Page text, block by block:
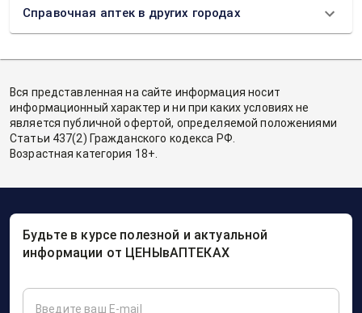
Справочная аптек в других городах
Вся представленная на сайте информация носит
информационный характер и ни при каких условиях не
является публичной офертой, определяемой положениями
Статьи 437(2) Гражданского кодекса РФ.
Возрастная категория 18+.
Будьте в курсе полезной и актуальной
информации от ЦЕНЫвАПТЕКАХ